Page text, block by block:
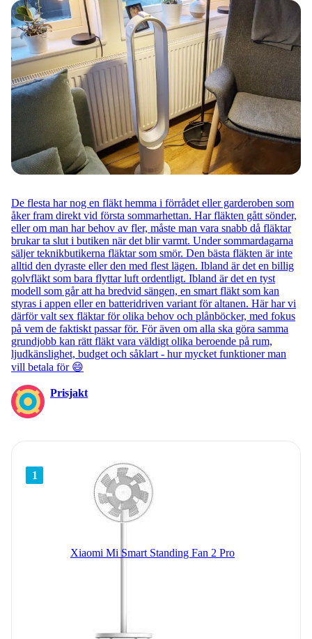
De flesta har nog en fläkt hemma i förrådet eller garderoben som
åker fram direkt vid första sommarhettan. Har fläkten gått sönder,
eller om man har behov av fler, måste man vara snabb då fläktar
brukar ta slut i butiken när det blir varmt. Under sommardagarna
säljer teknikbutikerna fläktar som smör. Den bästa fläkten är inte
alltid den dyraste eller den med flest lägen. Ibland är det en billig
golvfläkt som bara flyttar luft ordentligt. Ibland är det en tyst
modell som går att ha bredvid sängen, en smart fläkt som kan
styras i appen eller en batteridriven variant för altanen. Här har vi
därför valt sex fläktar för olika behov och plånböcker, med fokus
på vem de faktiskt passar för. För även om alla ska göra samma
grundjobb kan rätt fläkt vara väldigt olika beroende på rum,
ljudkänslighet, budget och såklart - hur mycket funktioner man
vill betala för 😄
Prisjakt
1
Xiaomi Mi Smart Standing Fan 2 Pro